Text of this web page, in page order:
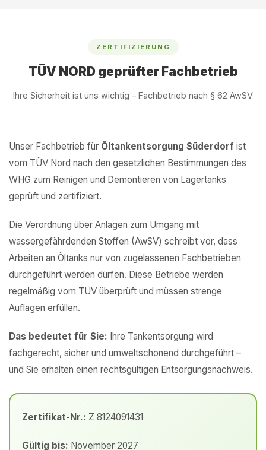
ZERTIFIZIERUNG
TÜV NORD geprüfter Fachbetrieb
Ihre Sicherheit ist uns wichtig – Fachbetrieb nach § 62 AwSV
Unser Fachbetrieb für Öltankentsorgung Süderdorf ist
vom TÜV Nord nach den gesetzlichen Bestimmungen des
WHG zum Reinigen und Demontieren von Lagertanks
geprüft und zertifiziert.
Die Verordnung über Anlagen zum Umgang mit
wassergefährdenden Stoffen (AwSV) schreibt vor, dass
Arbeiten an Öltanks nur von zugelassenen Fachbetrieben
durchgeführt werden dürfen. Diese Betriebe werden
regelmäßig vom TÜV überprüft und müssen strenge
Auflagen erfüllen.
Das bedeutet für Sie: Ihre Tankentsorgung wird
fachgerecht, sicher und umweltschonend durchgeführt –
und Sie erhalten einen rechtsgültigen Entsorgungsnachweis.
Zertifikat-Nr.: Z 8124091431
Gültig bis: November 2027